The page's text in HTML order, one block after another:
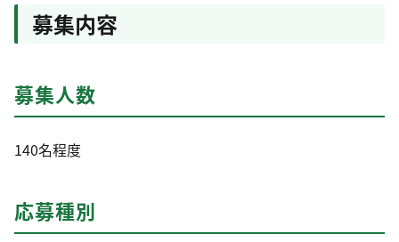
募集内容
募集人数
140名程度
応募種別